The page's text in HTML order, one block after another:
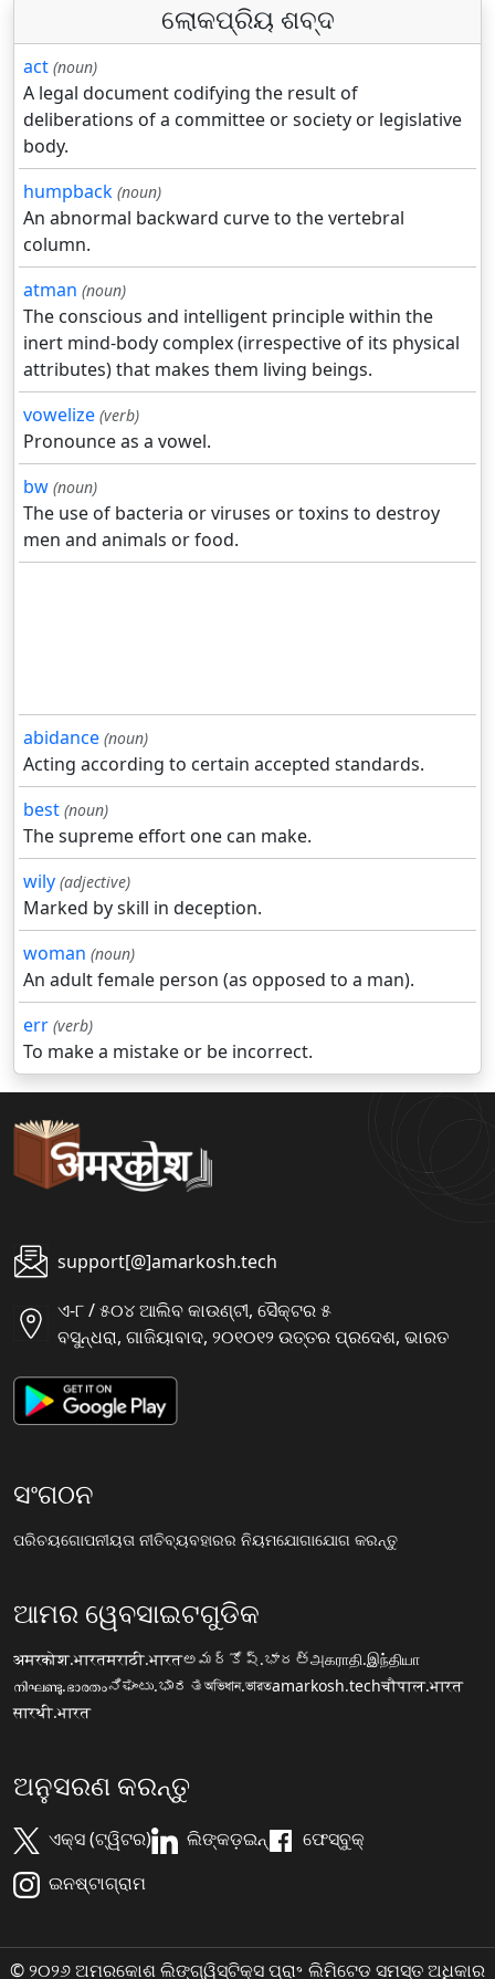
ଲୋକପ୍ରିୟ ଶବ୍ଦ
act (noun)
A legal document codifying the result of
deliberations of a committee or society or legislative
body.
humpback (noun)
An abnormal backward curve to the vertebral
column.
atman (noun)
The conscious and intelligent principle within the
inert mind-body complex (irrespective of its physical
attributes) that makes them living beings.
vowelize (verb)
Pronounce as a vowel.
bw (noun)
The use of bacteria or viruses or toxins to destroy
men and animals or food.
abidance (noun)
Acting according to certain accepted standards.
best (noun)
The supreme effort one can make.
wily (adjective)
Marked by skill in deception.
woman (noun)
An adult female person (as opposed to a man).
err (verb)
To make a mistake or be incorrect.
support[@]amarkosh.tech
ଏ-୮ / ୫୦୪ ଆଲିବ କାଉଣ୍ଟୀ, ସୈକ୍ଟର ୫
ବସୁନ୍ଧରା, ଗାଜିୟାବାଦ, ୨୦୧୦୧୨ ଉତ୍ତର ପ୍ରଦେଶ, ଭାରତ
ସଂଗଠନ
ପରିଚୟଗୋପନୀୟତା ନୀତିବ୍ୟବହାରର ନିୟମଯୋଗାଯୋଗ କରନ୍ତୁ
ଆମର ୱେବସାଇଟଗୁଡିକ
अमरकोश.भारतमराठी.भारतఅమర్కోష్.భారత్அகராதி.இந்தியா
നിഘണ്ടു.ഭാരതംನಿಘಂಟು.ಭಾರತঅভিধান.ভারতamarkosh.techचौपाल.भारत
सारथी.भारत
ଅନୁସରଣ କରନ୍ତୁ
ଏକ୍ସ (ଟ୍ୱିଟର) ଲିଙ୍କଡ଼ଇନ୍
ଫେସ୍ବୁକ୍
ଇନଷ୍ଟାଗ୍ରାମ
© ୨୦୨୬ ଅମରକୋଶ ଲିଙ୍ଗ୍ୱିସ୍ଟିକ୍ସ ପ୍ରା॰ ଲିମିଟେଡ ସମସ୍ତ ଅଧିକାର